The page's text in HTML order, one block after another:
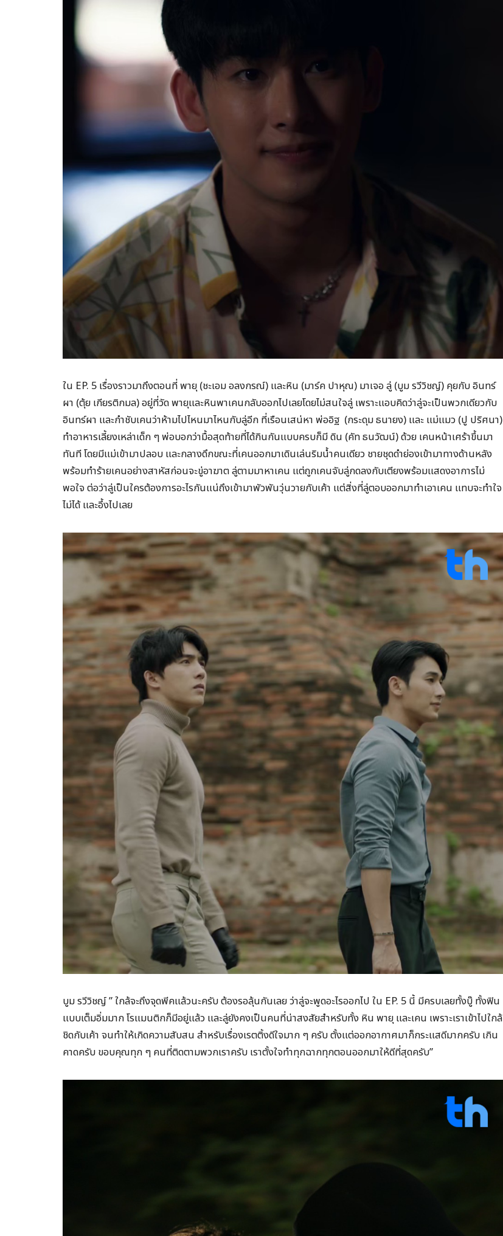
ใน EP. 5 เรื่องราวมาถึงตอนที่ พายุ (ชะเอม อลงกรณ์) และหิน (มาร์ค ปาหุณ) มาเจอ ลู่ (บูม รวีวิชญ์) คุยกับ อินทร์
ผา (ตุ้ย เกียรติกมล) อยู่ที่วัด พายุและหินพาเคนกลับออกไปเลยโดยไม่สนใจลู่ เพราะแอบคิดว่าลู่จะเป็นพวกเดียวกับ
อินทร์ผา และกำชับเคนว่าห้ามไปไหนมาไหนกับลู่อีก ที่เรือนเสน่หา พ่ออิฐ (กระดุม ธนายง) และ แม่แมว (ปู ปริศนา)
ทำอาหารเลี้ยงเหล่าเด็ก ๆ พ่อบอกว่ามื้อสุดท้ายที่ได้กินกันแบบครบก็มี ดิน (คัท ธนวัฒน์) ด้วย เคนหน้าเศร้าขึ้นมา
ทันที โดยมีแม่เข้ามาปลอบ และกลางดึกขณะที่เคนออกมาเดินเล่นริมน้ำคนเดียว ชายชุดดำย่องเข้ามาทางด้านหลัง
พร้อมทำร้ายเคนอย่างสาหัสก่อนจะขู่อาฆาต ลู่ตามมาหาเคน แต่ถูกเคนจับลู่กดลงกับเตียงพร้อมแสดงอาการไม่
พอใจ ต่อว่าลู่เป็นใครต้องการอะไรกันแน่ถึงเข้ามาพัวพันวุ่นวายกับเค้า แต่สิ่งที่ลู่ตอบออกมาทำเอาเคน แทบจะทำใจ
ไม่ได้ และอึ้งไปเลย
บูม รวีวิชญ์ ” ใกล้จะถึงจุดพีคแล้วนะครับ ต้องรอลุ้นกันเลย ว่าลู่จะพูดอะไรออกไป ใน EP. 5 นี้ มีครบเลยทั้งบู๊ ทั้งฟิน
แบบเต็มอิ่มมาก โรแมนติกก็มีอยู่แล้ว และลู่ยังคงเป็นคนที่น่าสงสัยสำหรับทั้ง หิน พายุ และเคน เพราะเราเข้าไปใกล้
ชิดกับเค้า จนทำให้เกิดความสับสน สำหรับเรื่องเรตติ้งดีใจมาก ๆ ครับ ตั้งแต่ออกอากาศมาก็กระแสดีมากครับ เกิน
คาดครับ ขอบคุณทุก ๆ คนที่ติดตามพวกเราครับ เราตั้งใจทำทุกฉากทุกตอนออกมาให้ดีที่สุดครับ”